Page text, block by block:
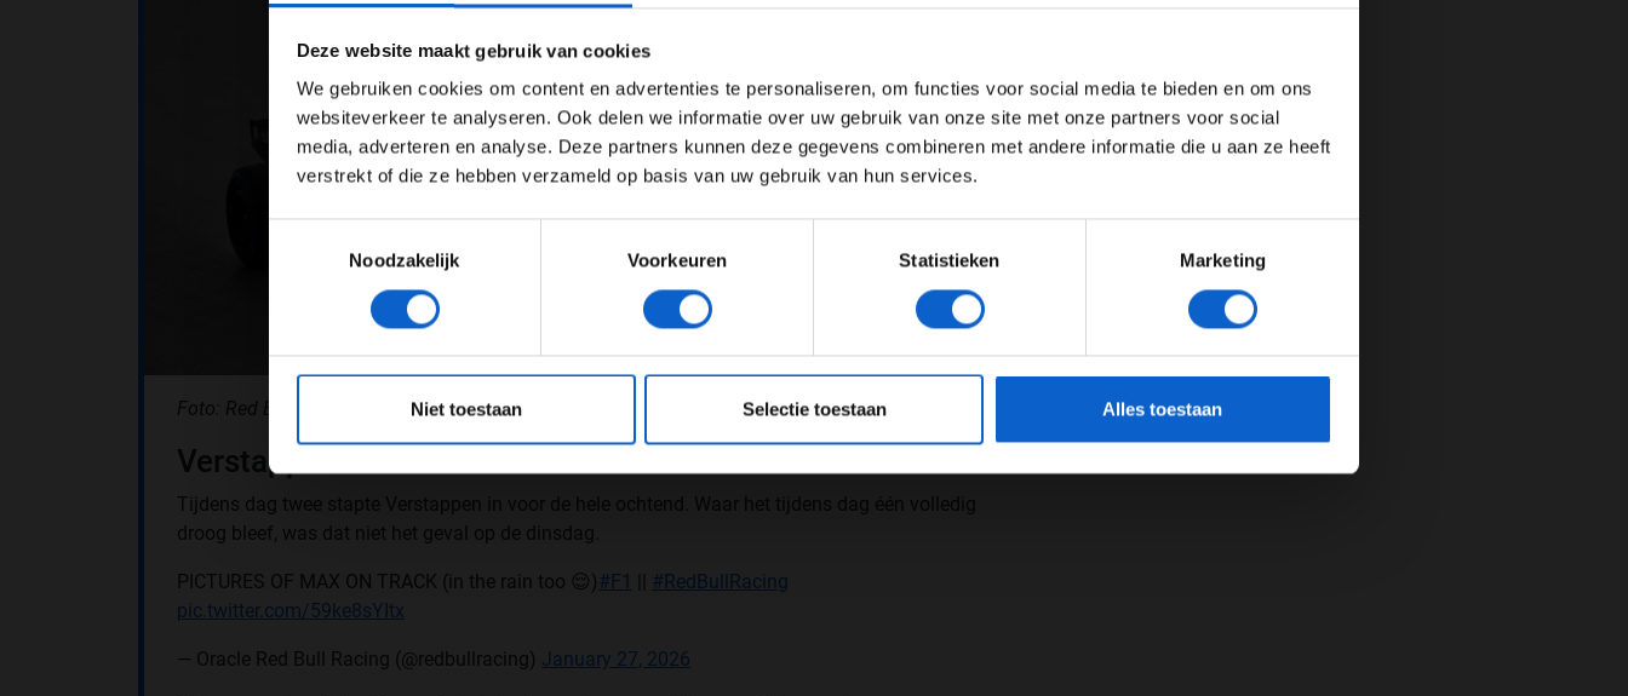
Deze website maakt gebruik van cookies
We gebruiken cookies om content en advertenties te personaliseren, om functies voor social media te bieden en om ons
websiteverkeer te analyseren. Ook delen we informatie over uw gebruik van onze site met onze partners voor social
media, adverteren en analyse. Deze partners kunnen deze gegevens combineren met andere informatie die u aan ze heeft
verstrekt of die ze hebben verzameld op basis van uw gebruik van hun services.
Noodzakelijk
Voorkeuren Statistieken Marketing
Niet toestaan Selectie toestaan Alles toestaan
Foto: Red Bull Content Pool
Verstappen klokt eerste rondes
Tijdens dag twee stapte Verstappen in voor de hele ochtend. Waar het tijdens dag één volledig
droog bleef, was dat niet het geval op de dinsdag.
PICTURES OF MAX ON TRACK (in the rain too 😌)#F1
#RedBullRacing
pic.twitter.com/59ke8sYItx
— Oracle Red Bull Racing (@redbullracing) January 27, 2026
Advertentie instellingen
Toon alle alcoholische drankenadvertenties (18+)
Toon alle kansspelenadvertenties (24+)
JONGER DAN 24 24 JAAR OF OUDER
*Raadpleeg onsprivacybeleidvoor meer informatie over gegevensgebruik en -bescherming.